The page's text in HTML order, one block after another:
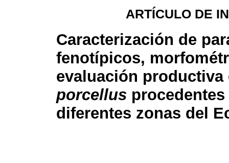
ARTÍCULO DE
Caracterización de
fenotípicos,
evaluación
porcellus procedentes
diferentes zonas del